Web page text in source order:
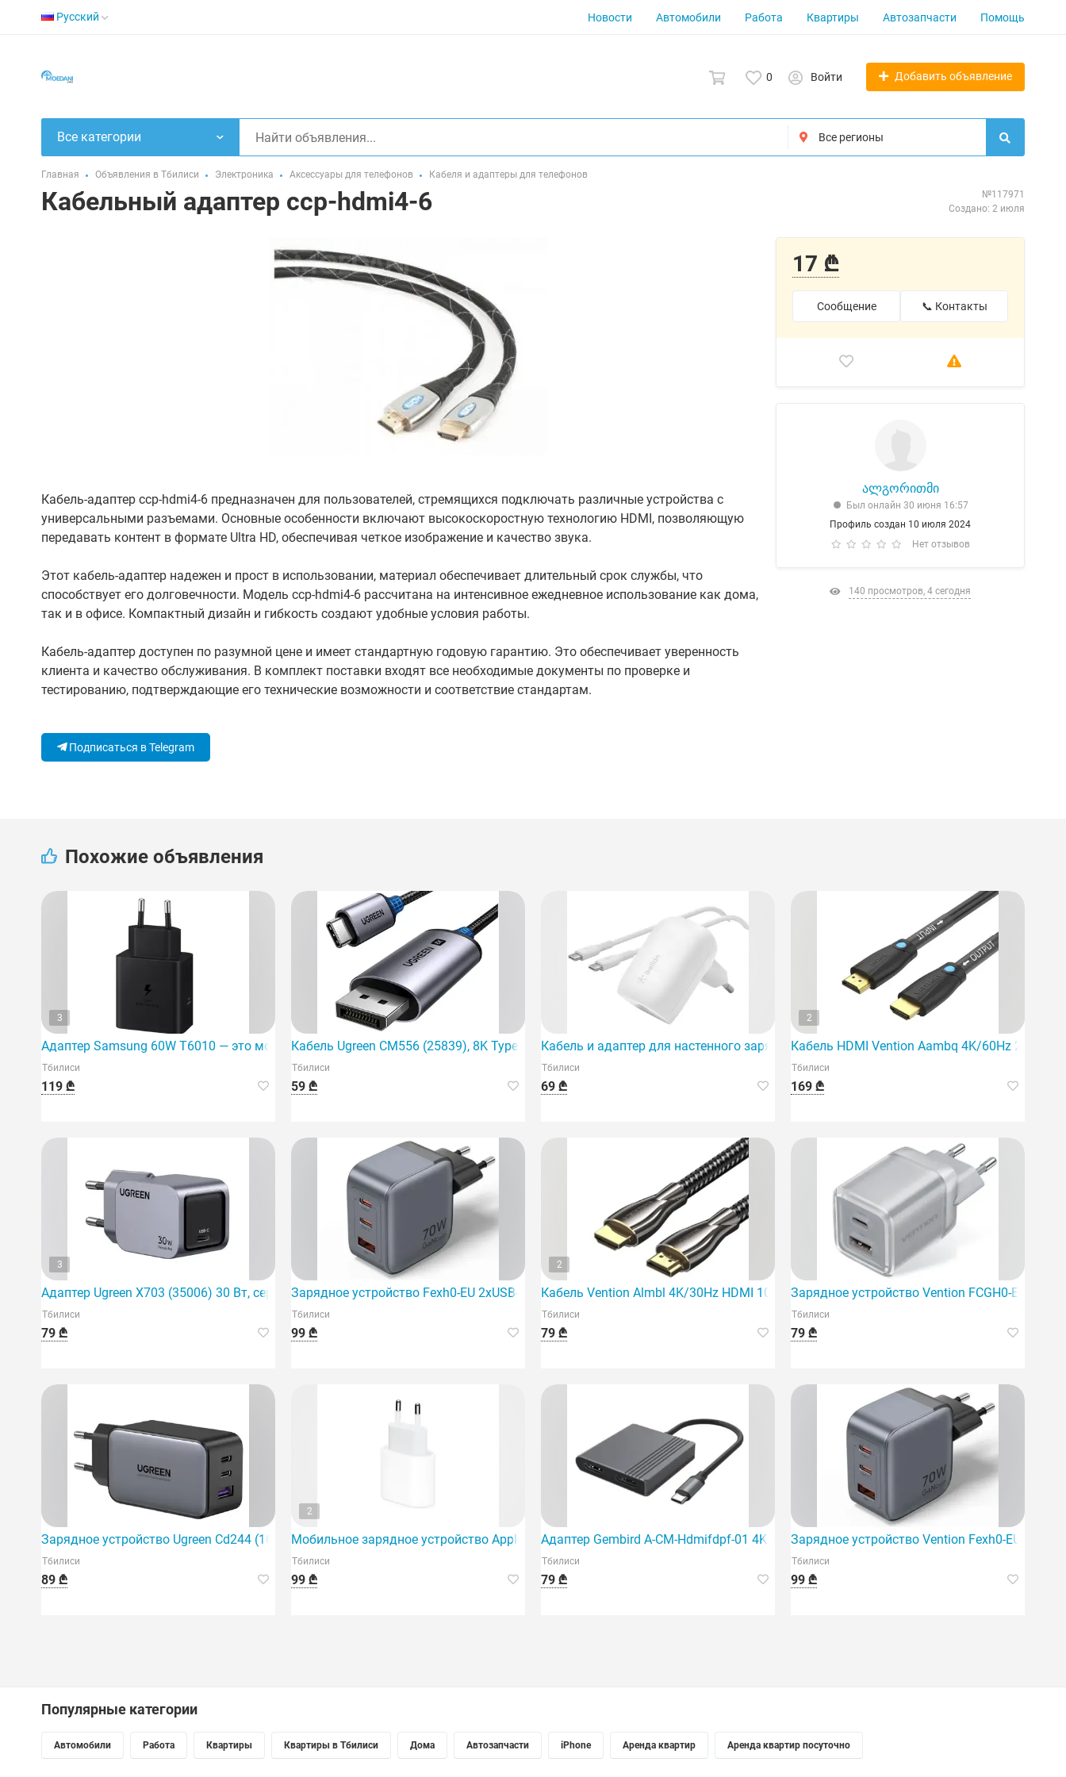
Русский Новости Автомобили Работа Квартиры Автозапчасти Помощь
0 Войти Добавить объявление
Все категории
Главная Объявления в Тбилиси Электроника Аксессуары для телефонов Кабеля и адаптеры для телефонов
Кабельный адаптер ccp-hdmi4-6
№117971
Создано: 2 июля
Кабель-адаптер ccp-hdmi4-6 предназначен для пользователей, стремящихся подключать различные устройства с
универсальными разъемами. Основные особенности включают высокоскоростную технологию HDMI, позволяющую
передавать контент в формате Ultra HD, обеспечивая четкое изображение и качество звука.
Этот кабель-адаптер надежен и прост в использовании, материал обеспечивает длительный срок службы, что
способствует его долговечности. Модель ccp-hdmi4-6 рассчитана на интенсивное ежедневное использование как дома,
так и в офисе. Компактный дизайн и гибкость создают удобные условия работы.
Кабель-адаптер доступен по разумной цене и имеет стандартную годовую гарантию. Это обеспечивает уверенность
клиента и качество обслуживания. В комплект поставки входят все необходимые документы по проверке и
тестированию, подтверждающие его технические возможности и соответствие стандартам.
Подписаться в Telegram
17 ₾
Сообщение 📞 Контакты
ალგორითმი
Был онлайн 30 июня 16:57
Профиль создан 10 июля 2024
Нет отзывов
140 просмотров, 4 сегодня
Похожие объявления
3
Адаптер Samsung 60W T6010 — это мощное устройство для быстрой зарядки.
Тбилиси
119 ₾
Кабель Ugreen CM556 (25839), 8K Type C — DisplayPort,
Тбилиси
59 ₾
Кабель и адаптер для настенного зарядного устройства Belkin 30 Вт USB-C PD PPS, 1 м
Тбилиси
69 ₾
2
Кабель HDMI Vention Aambq 4K/60Hz 20 м,
Тбилиси
169 ₾
3
Адаптер Ugreen X703 (35006) 30 Вт, серый
Тбилиси
79 ₾
Зарядное устройство Fexh0-EU 2xUSB-C/USB-A GaN — это мощное и инновационное устройство.
Тбилиси
99 ₾
2
Кабель Vention Almbl 4K/30Hz HDMI 10 м черного цвета — идеальный выбор для
Тбилиси
79 ₾
Зарядное устройство Vention FCGH0-EU с 2
Тбилиси
79 ₾
Зарядное устройство Ugreen Cd244 (10335), 65 Вт, 2xUSB-C, Type-C, USB, Spa
Тбилиси
89 ₾
2
Мобильное зарядное устройство Apple 20 Вт USB-C адаптер питания (Mhje3Zm/A)
Тбилиси
99 ₾
Адаптер Gembird A-CM-Hdmifdpf-01 4K/60Hz USB-C на HDMI+DP A
Тбилиси
79 ₾
Зарядное устройство Vention Fexh0-EU
Тбилиси
99 ₾
Популярные категории
Автомобили Работа Квартиры Квартиры в Тбилиси Дома Автозапчасти iPhone Аренда квартир Аренда квартир посуточно